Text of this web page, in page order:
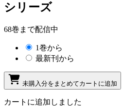
シリーズ
68巻まで配信中
1巻から
最新刊から
未購入分をまとめてカートに追加
カートに追加しました